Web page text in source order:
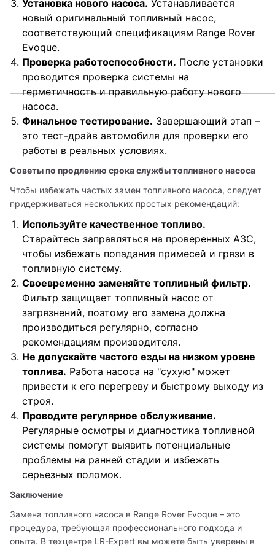
Установка нового насоса. Устанавливается
новый оригинальный топливный насос,
соответствующий спецификациям Range Rover
Evoque.
Проверка работоспособности. После установки
проводится проверка системы на
герметичность и правильную работу нового
насоса.
Финальное тестирование. Завершающий этап –
это тест-драйв автомобиля для проверки его
работы в реальных условиях.
Советы по продлению срока службы топливного насоса
Чтобы избежать частых замен топливного насоса, следует
придерживаться нескольких простых рекомендаций:
Используйте качественное топливо.
Старайтесь заправляться на проверенных АЗС,
чтобы избежать попадания примесей и грязи в
топливную систему.
Своевременно заменяйте топливный фильтр.
Фильтр защищает топливный насос от
загрязнений, поэтому его замена должна
производиться регулярно, согласно
рекомендациям производителя.
Не допускайте частого езды на низком уровне
топлива. Работа насоса на "сухую" может
привести к его перегреву и быстрому выходу из
строя.
Проводите регулярное обслуживание.
Регулярные осмотры и диагностика топливной
системы помогут выявить потенциальные
проблемы на ранней стадии и избежать
серьезных поломок.
Заключение
Замена топливного насоса в Range Rover Evoque – это
процедура, требующая профессионального подхода и
опыта. В техцентре LR-Expert вы можете быть уверены в